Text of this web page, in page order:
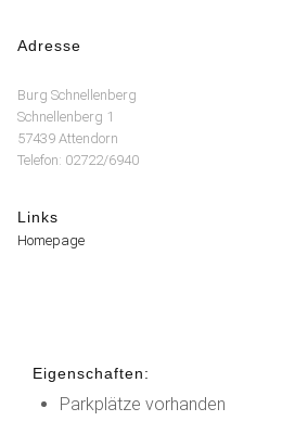
Adresse
Burg Schnellenberg
Schnellenberg 1
57439 Attendorn
Telefon: 02722/6940
Links
Homepage
Eigenschaften:
Parkplätze vorhanden